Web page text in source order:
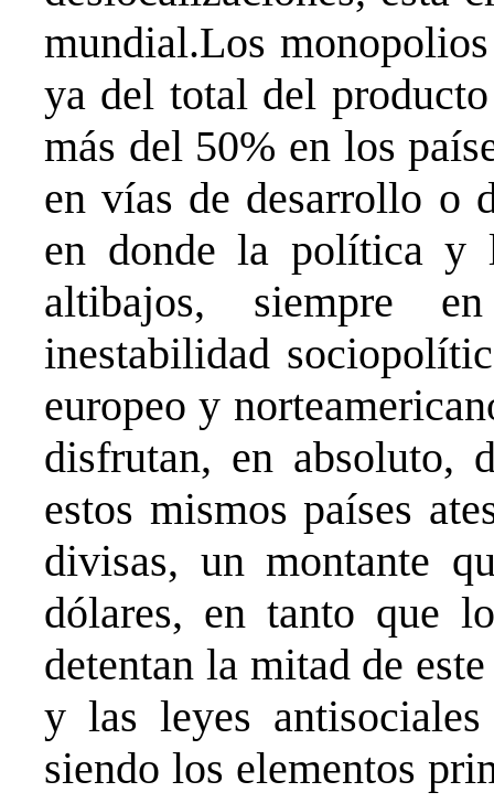
mundial.Los
ya del total del
más del 50% en los
en vías de desarrollo o
en donde la política y
altibajos, siempre
inestabilidad
europeo y
disfrutan, en absoluto,
estos mismos países
divisas, un montante
dólares, en tanto que
detentan la mitad de
y las leyes
siendo los elementos